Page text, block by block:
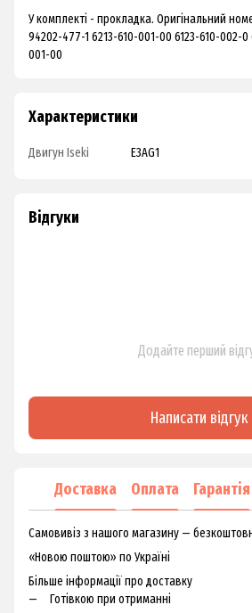
У комплекті - прокладка. Оригінальний
94202-477-1 6213-610-001-00 6123-610-002-0
001-00
Характеристики
Двигун Iseki E3AG1
Відгуки
Додайте перший
Написати відгук
Доставка Оплата Гарантія
Самовивіз з нашого магазину —
«Новою поштою» по Україні
Більше інформації про доставку
Готівкою при отриманні